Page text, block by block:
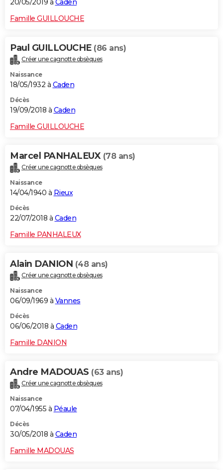
20/05/2019 à Caden
Famille GUILLOUCHE
Paul GUILLOUCHE (86 ans)
Créer une cagnotte obsèques
Naissance
18/05/1932 à Caden
Décès
19/09/2018 à Caden
Famille GUILLOUCHE
Marcel PANHALEUX (78 ans)
Créer une cagnotte obsèques
Naissance
14/04/1940 à Rieux
Décès
22/07/2018 à Caden
Famille PANHALEUX
Alain DANION (48 ans)
Créer une cagnotte obsèques
Naissance
06/09/1969 à Vannes
Décès
06/06/2018 à Caden
Famille DANION
Andre MADOUAS (63 ans)
Créer une cagnotte obsèques
Naissance
07/04/1955 à Péaule
Décès
30/05/2018 à Caden
Famille MADOUAS